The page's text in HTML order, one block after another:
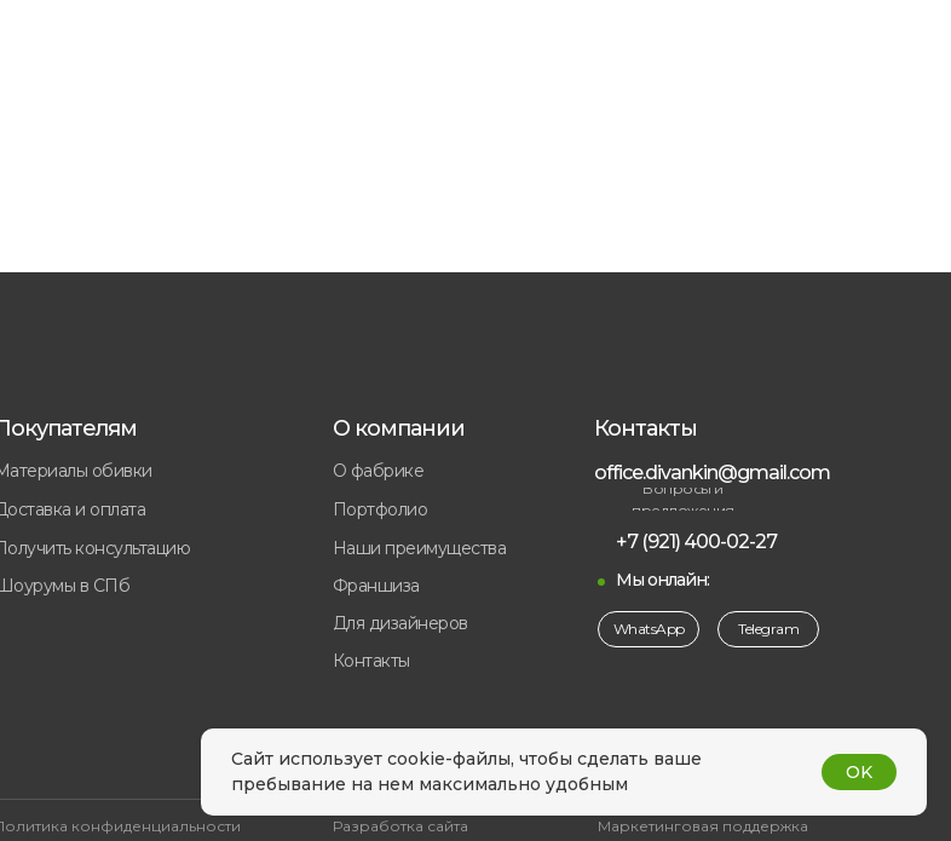
Сайт использует cookie-файлы, чтобы сделать ваше
пребывание на нем максимально удобным
OK
обивки
и оплата
консультацию
в СПб
О фабрике
Портфолио
Наши преимущества
Франшиза
О компании
Контакты
Контакты
office.divankin@gmail.com
Вопросы и
предложения
+7 (921) 400-02-27
Мы онлайн:
WhatsApp Telegram
конфиденциальности Разработка сайта Маркетинговая поддержка
Для дизайнеров